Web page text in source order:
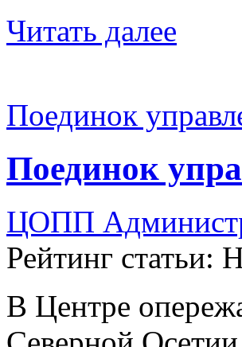
Читать далее
Поединок
Поединок
ЦОПП
Рейтинг статьи:
В Центре